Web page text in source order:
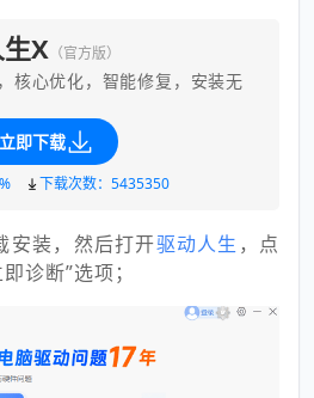
X （官方版）
核心优化，智能修复，安装无
立即下载
下载次数：5435350
安装，然后打开驱动人生 ，点
诊断”选项；